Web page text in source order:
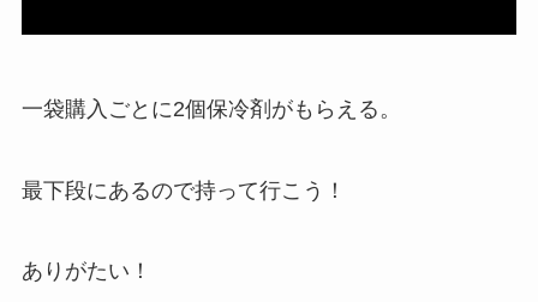
一袋購入ごとに2個保冷剤がもらえる。
最下段にあるので持って行こう！
ありがたい！